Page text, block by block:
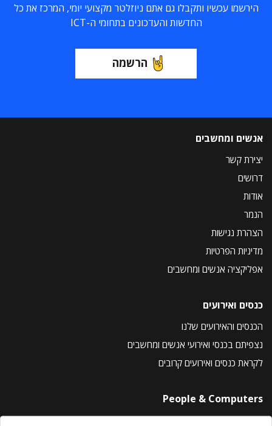
הירשמו עכשיו ותקבלו גם אתם ניוזלטר מקצועי יומי, המרכז את כל
החדשות והעדכונים בתחומי ה-ICT
הרשמה
אנשים ומחשבים
יצירת קשר
דרושים
אודות
הנמר
הצהרת נגישות
מדיניות הפרטיות
אפליקציה אנשים ומחשבים
כנסים ואירועים
הכנסים והאירועים שלנו
נצפיתם בכנסי ואירועי אנשים ומחשבים
לקראת כנסים ואירועים קרובים
People & Computers
About Us